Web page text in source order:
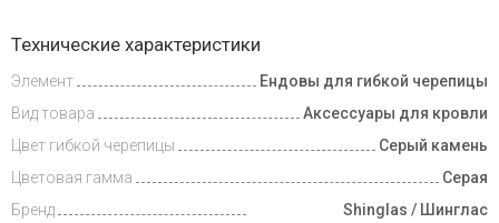
Доставка
и оплата
Технические характеристики
Элемент
Ендовы для гибкой черепицы
Вид товара
Аксессуары для кровли
Цвет гибкой черепицы
Серый камень
Цветовая гамма
Серая
Бренд
Shinglas / Шинглас